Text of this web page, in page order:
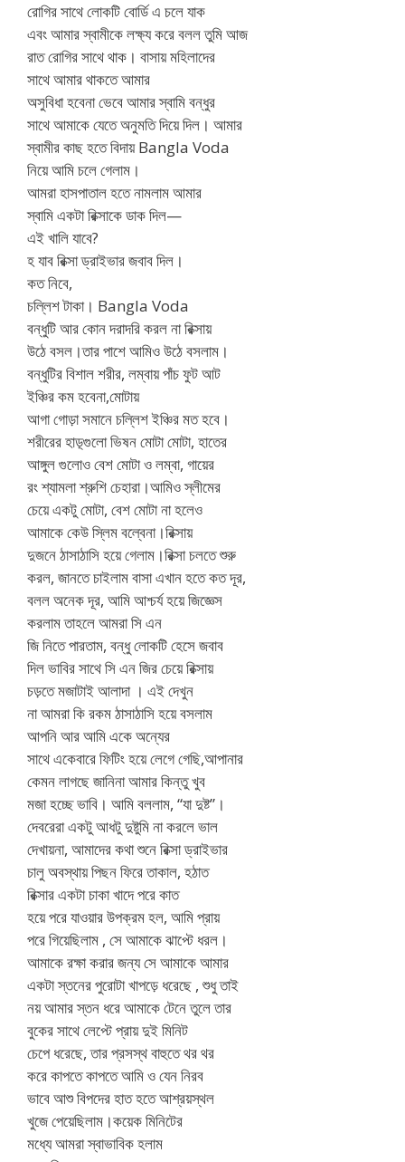
রোগির সাথে লোকটি বোর্ডি এ চলে যাক
এবং আমার স্বামীকে লক্ষ্য করে বলল তুমি আজ
রাত রোগির সাথে থাক। বাসায় মহিলাদের
সাথে আমার থাকতে আমার
অসুবিধা হবেনা ভেবে আমার স্বামি বন্ধুর
সাথে আমাকে যেতে অনুমতি দিয়ে দিল। আমার
স্বামীর কাছ হতে বিদায় Bangla Voda
নিয়ে আমি চলে গেলাম।
আমরা হাসপাতাল হতে নামলাম আমার
স্বামি একটা রিক্সাকে ডাক দিল—
এই খালি যাবে?
হ যাব রিক্সা ড্রাইভার জবাব দিল।
কত নিবে,
চল্লিশ টাকা। Bangla Voda
বন্ধুটি আর কোন দরাদরি করল না রিক্সায়
উঠে বসল।তার পাশে আমিও উঠে বসলাম।
বন্ধুটির বিশাল শরীর, লম্বায় পাঁচ ফুট আট
ইঞ্চির কম হবেনা,মোটায়
আগা গোড়া সমানে চল্লিশ ইঞ্চির মত হবে।
শরীরের হাড়্গুলো ভিষন মোটা মোটা, হাতের
আঙ্গুল গুলোও বেশ মোটা ও লম্বা, গায়ের
রং শ্যামলা শ্রুশি চেহারা।আমিও স্লীমের
চেয়ে একটু মোটা, বেশ মোটা না হলেও
আমাকে কেউ স্লিম বল্বেনা।রিক্সায়
দুজনে ঠাসাঠাসি হয়ে গেলাম।রিক্সা চলতে শুরু
করল, জানতে চাইলাম বাসা এখান হতে কত দূর,
বলল অনেক দূর, আমি আশ্চর্য হয়ে জিজ্ঞেস
করলাম তাহলে আমরা সি এন
জি নিতে পারতাম, বন্ধু লোকটি হেসে জবাব
দিল ভাবির সাথে সি এন জির চেয়ে রিক্সায়
চড়তে মজাটাই আলাদা । এই দেখুন
না আমরা কি রকম ঠাসাঠাসি হয়ে বসলাম
আপনি আর আমি একে অন্যের
সাথে একেবারে ফিটিং হয়ে লেগে গেছি,আপানার
কেমন লাগছে জানিনা আমার কিন্তু খুব
মজা হচ্ছে ভাবি। আমি বললাম, “যা দুষ্ট”।
দেবরেরা একটু আধটু দুষ্টুমি না করলে ভাল
দেখায়না, আমাদের কথা শুনে রিক্সা ড্রাইভার
চালু অবস্থায় পিছন ফিরে তাকাল, হঠাত
রিক্সার একটা চাকা খাদে পরে কাত
হয়ে পরে যাওয়ার উপক্রম হল, আমি প্রায়
পরে গিয়েছিলাম , সে আমাকে ঝাপ্টে ধরল।
আমাকে রক্ষা করার জন্য সে আমাকে আমার
একটা স্তনের পুরোটা খাপড়ে ধরেছে , শুধু তাই
নয় আমার স্তন ধরে আমাকে টেনে তুলে তার
বুকের সাথে লেপ্টে প্রায় দুই মিনিট
চেপে ধরেছে, তার প্রসস্থ বাহুতে থর থর
করে কাপতে কাপতে আমি ও যেন নিরব
ভাবে আশু বিপদের হাত হতে আশ্রয়স্থল
খুজে পেয়েছিলাম।কয়েক মিনিটের
মধ্যে আমরা স্বাভাবিক হলাম